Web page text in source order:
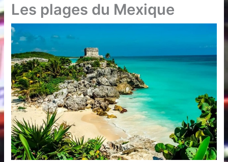
Les plages du Mexique